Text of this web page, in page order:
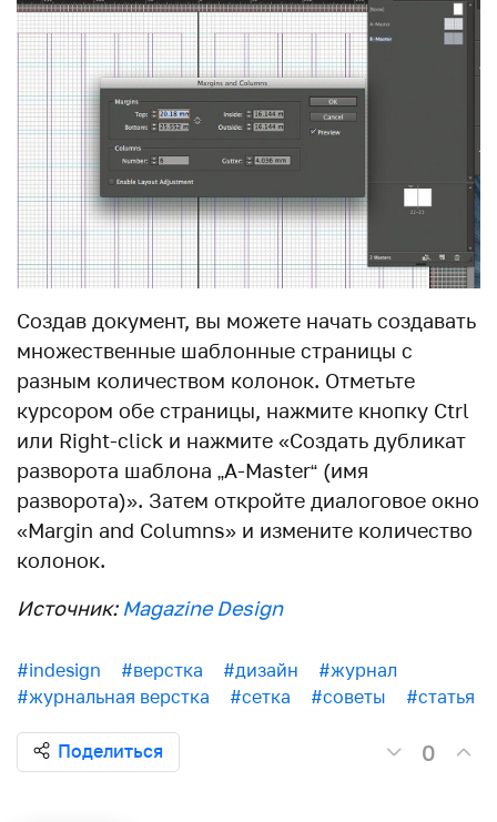
Создав документ, вы можете начать создавать
множественные шаблонные страницы с
разным количеством колонок. Отметьте
курсором обе страницы, нажмите кнопку Ctrl
или Right-click и нажмите «Создать дубликат
разворота шаблона „A-Master“ (имя
разворота)». Затем откройте диалоговое окно
«Margin and Columns» и измените количество
колонок.
Источник: Magazine Design
#indesign #верстка #дизайн
#журнал
#журнальная верстка
#сетка #советы #статья
Поделиться 0